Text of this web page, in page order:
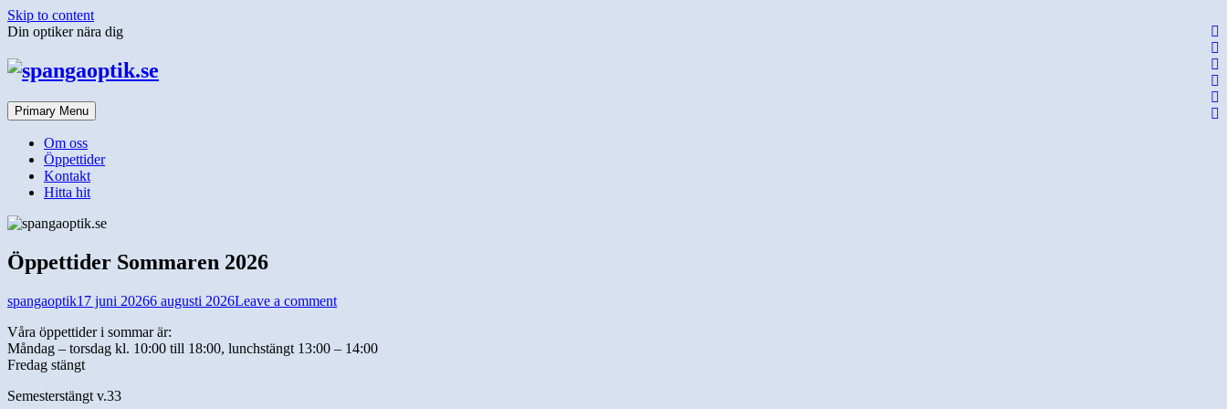
Skip to content
Din optiker nära dig
Primary Menu
Om oss
Öppettider
Kontakt
Hitta hit
Öppettider Sommaren 2026
spangaoptik17 juni 20266 augusti 2026Leave a comment
Våra öppettider i sommar är:
Måndag – torsdag kl. 10:00 till 18:00, lunchstängt 13:00 – 14:00
Fredag stängt
Semesterstängt v.33